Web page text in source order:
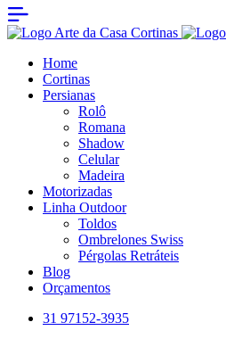
Home
Cortinas
Persianas
Rolô
Romana
Shadow
Celular
Madeira
Motorizadas
Linha Outdoor
Toldos
Ombrelones Swiss
Pérgolas Retráteis
Blog
Orçamentos
31 97152-3935